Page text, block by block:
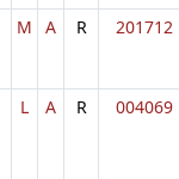
M A R 201712
L A R 004069